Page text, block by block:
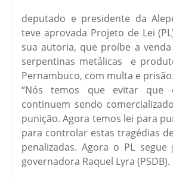
deputado e presidente da
teve aprovada Projeto de Lei
sua autoria, que proíbe a
serpentinas metálicas e
Pernambuco, com multa e prisão.
“Nós temos que evitar que
continuem sendo
punição. Agora temos lei para
para controlar estas tragédias
penalizadas. Agora o PL
governadora Raquel Lyra (PSDB).